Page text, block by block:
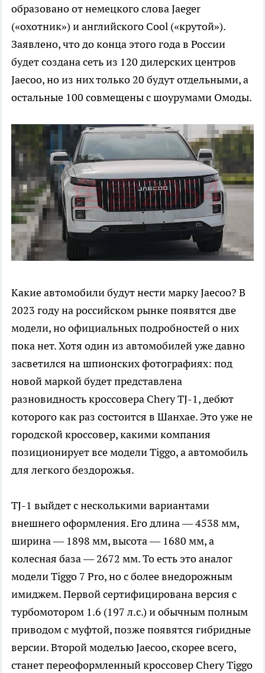
образовано от немецкого слова Jaeger
(«охотник») и английского Cool («крутой»).
Заявлено, что до конца этого года в России
будет создана сеть из 120 дилерских центров
Jaecoo, но из них только 20 будут отдельными, а
остальные 100 совмещены с шоурумами Омоды.
Какие автомобили будут нести марку Jaecoo? В
2023 году на российском рынке появятся две
модели, но официальных подробностей о них
пока нет. Хотя один из автомобилей уже давно
засветился на шпионских фотографиях: под
новой маркой будет представлена
разновидность кроссовера Chery TJ-1, дебют
которого как раз состоится в Шанхае. Это уже не
городской кроссовер, какими компания
позиционирует все модели Tiggo, а автомобиль
для легкого бездорожья.
TJ-1 выйдет с несколькими вариантами
внешнего оформления. Его длина — 4538 мм,
ширина — 1898 мм, высота — 1680 мм, а
колесная база — 2672 мм. То есть это аналог
модели Tiggo 7 Pro, но с более внедорожным
имиджем. Первой сертифицирована версия с
турбомотором 1.6 (197 л.с.) и обычным полным
приводом с муфтой, позже появятся гибридные
версии. Второй моделью Jaecoo, скорее всего,
станет переоформленный кроссовер Chery Tiggo